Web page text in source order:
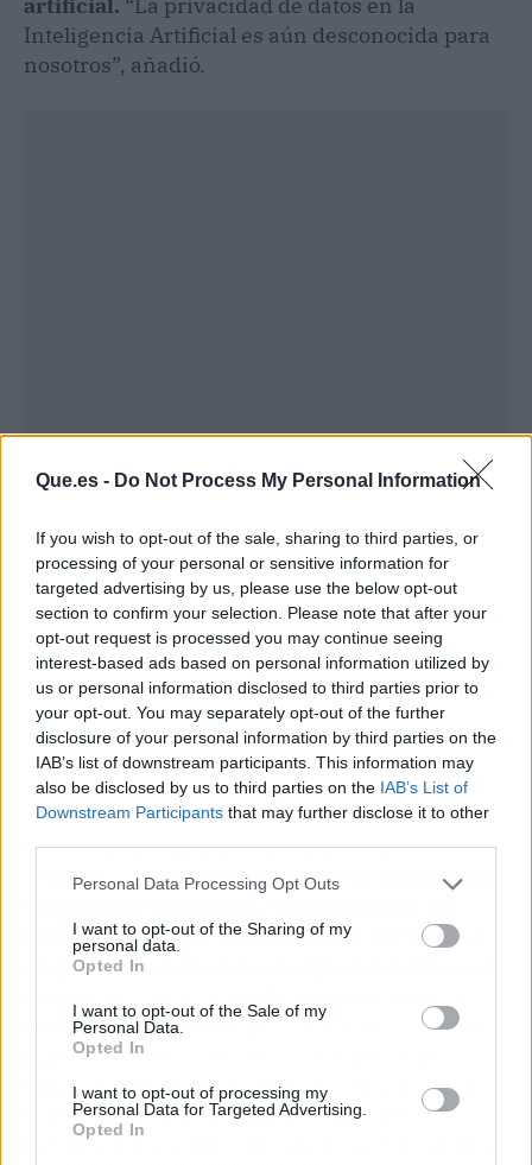
Que.es - Do Not Process My Personal Information
If you wish to opt-out of the sale, sharing to third parties, or
processing of your personal or sensitive information for
targeted advertising by us, please use the below opt-out
section to confirm your selection. Please note that after your
opt-out request is processed you may continue seeing
interest-based ads based on personal information utilized by
us or personal information disclosed to third parties prior to
your opt-out. You may separately opt-out of the further
disclosure of your personal information by third parties on the
IAB’s list of downstream participants. This information may
also be disclosed by us to third parties on the IAB’s List of
Downstream Participants that may further disclose it to other
Personal Data Processing Opt Outs
I want to opt-out of the Sharing of my
personal data.
Opted In
I want to opt-out of the Sale of my
Personal Data.
Opted In
I want to opt-out of processing my
Personal Data for Targeted Advertising.
Opted In
Inteligencia Artificial es aún desconocida para
nosotros”, añadió.
Desde su experiencia personal, el Sr. Costeja
aconsejó alas personas que se encuentran en
derecho al olvido en Internet que recurran a
empresas profesionales y especializadas en el
derecho aún son farragosos y confusos para los
particulares y las empresas. Además, hizo
hincapié en el valor de nuestros propios datos y
la necesidad de reflexionar sobre qué
información estamos dispuestos a compartir y